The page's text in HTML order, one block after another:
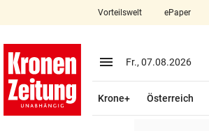
account_circle Anmelden
Vorteilswelt ePaper
menu Menü aufklappen
Fr., 07.08.2026
Krone+ Österreich